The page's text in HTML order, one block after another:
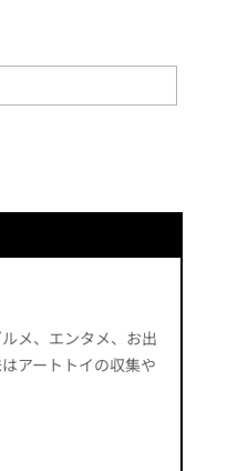
メ、エンタメ、お出
アートトイの収集や